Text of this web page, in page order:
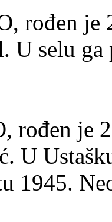
rođen je
U selu
rođen je
U
1945.